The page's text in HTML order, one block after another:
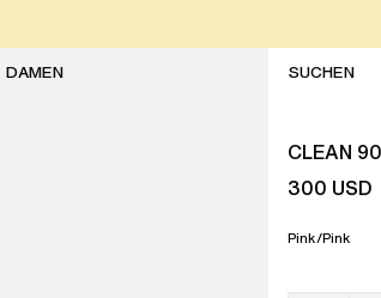
DAMEN
CLEAN
300 USD
Pink/Pink